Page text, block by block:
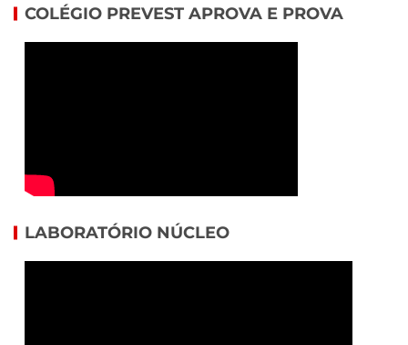
COLÉGIO PREVEST APROVA E PROVA
LABORATÓRIO NÚCLEO